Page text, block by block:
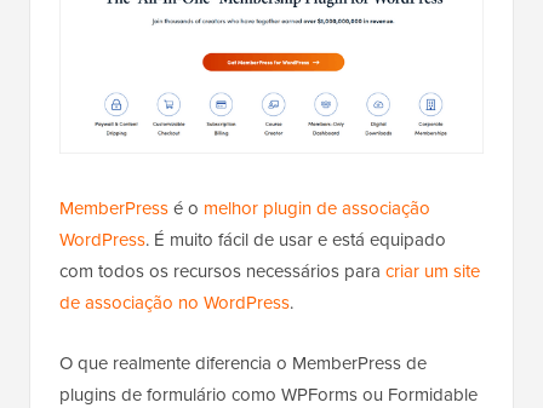
MemberPressé o melhor plugin de associação
WordPress. É muito fácil de usar e está equipado
com todos os recursos necessários para criar um site
de associação no WordPress.
O que realmente diferencia o MemberPress de
plugins de formulário como WPForms ou Formidable